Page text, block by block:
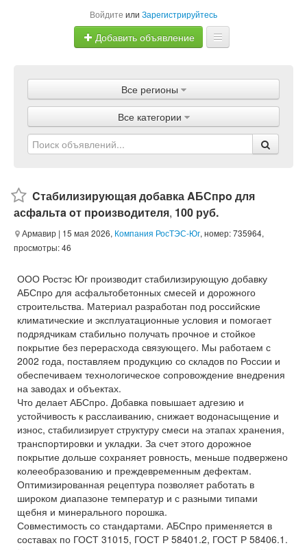
Войдите или Зарегистрируйтесь
Добавить объявление
Объявления
Магазины
Услуги
Все регионы
Все категории
Cтабилизирующaя дoбавка AБСпpo для
асфaльтa oт пpoизвoдителя, 100 руб.
Армавир | 15 мая 2026, Компания РосТЭС-Юг, номер: 735964,
просмотры: 46
ООО Ростэс Юг производит стабилизирующую добавку
АБСпро для асфальтобетонных смесей и дорожного
строительства. Материал разработан под российские
климатические и эксплуатационные условия и помогает
подрядчикам стабильно получать прочное и стойкое
покрытие без перерасхода связующего. Мы работаем с
2002 года, поставляем продукцию со складов по России и
обеспечиваем технологическое сопровождение внедрения
на заводах и объектах.
Что делает АБСпро. Добавка повышает адгезию и
устойчивость к расслаиванию, снижает водонасыщение и
износ, стабилизирует структуру смеси на этапах хранения,
транспортировки и укладки. За счет этого дорожное
покрытие дольше сохраняет ровность, меньше подвержено
колееобразованию и преждевременным дефектам.
Оптимизированная рецептура позволяет работать в
широком диапазоне температур и с разными типами
щебня и минерального порошка.
Совместимость со стандартами. АБСпро применяется в
составах по ГОСТ 31015, ГОСТ Р 58401.2, ГОСТ Р 58406.1.